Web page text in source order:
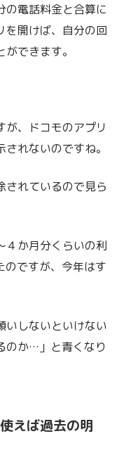
の電話料金と合算に
を開けば、自分の回
できます。
が、ドコモのアプリ
れないのですね。
されているので見ら
４か月分くらいの利
のですが、今年はす
いしないといけない
のか…」と青くなり
えば過去の明